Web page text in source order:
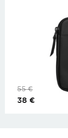
55€
38 €